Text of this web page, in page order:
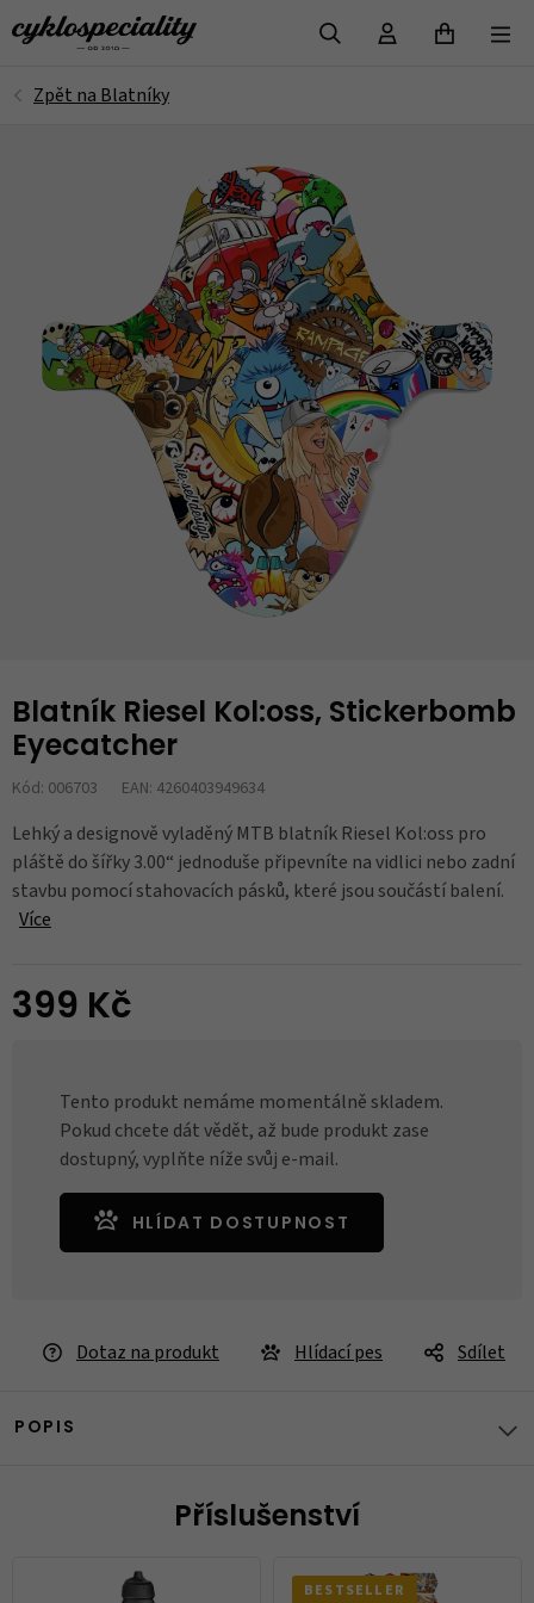
Blatník Riesel Kol:oss, Stickerbomb
Eyecatcher
Kód: 006703 EAN: 4260403949634
Lehký a designově vyladěný MTB blatník Riesel Kol:oss pro
pláště do šířky 3.00“ jednoduše připevníte na vidlici nebo zadní
stavbu pomocí stahovacích pásků, které jsou součástí balení.
Více
399 Kč
Tento produkt nemáme momentálně skladem.
Pokud chcete dát vědět, až bude produkt zase
dostupný, vyplňte níže svůj e-mail.
HLÍDAT DOSTUPNOST
Dotaz na produkt Hlídací pes Sdílet
POPIS
Příslušenství
BESTSELLER